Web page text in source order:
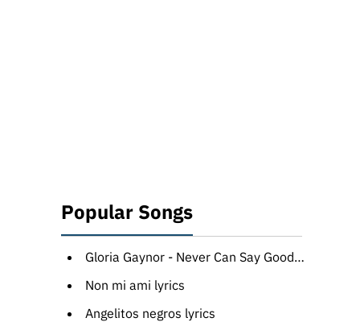
Popular Songs
Gloria Gaynor - Never Can Say Goodbye
Non mi ami lyrics
Angelitos negros lyrics